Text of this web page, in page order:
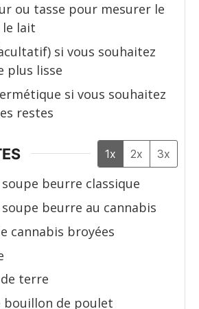
ou tasse pour mesurer le
lait
si vous souhaitez
plus lisse
si vous souhaitez
restes
1x 2x 3x
beurre classique
beurre au cannabis
cannabis broyées
terre
bouillon de poulet